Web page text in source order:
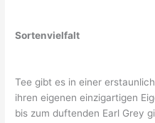
Sortenvielfalt
Tee gibt es in einer
ihren eigenen einzigartigen
bis zum duftenden Earl Grey